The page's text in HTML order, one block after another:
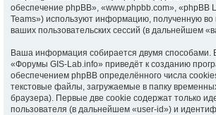
обеспечение phpBB», «www.phpbb.com», «phpBB
Teams») используют информацию, полученную
ваших пользовательских сессий (в дальнейшем
Ваша информация собирается двумя способами.
«Форумы GIS-Lab.info» приведёт к созданию
обеспечением phpBB определённого числа
текстовые файлы, загружаемые в папку
браузера). Первые две cookie содержат только
пользователя (в дальнейшем «user-id») и